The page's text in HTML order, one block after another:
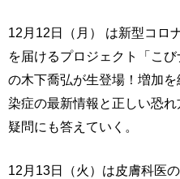
12月12日（月） は新型コロ
を届けるプロジェクト「こ
の木下喬弘が生登場！増加
染症の最新情報と正しい恐
疑問にも答えていく。
12月13日（火）は皮膚科医